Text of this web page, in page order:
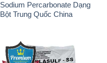
Sodium Percarbonate Dạng
Bột Trung Quốc China